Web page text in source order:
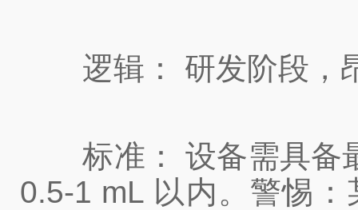
逻辑： 研发阶段，昂
标准： 设备需具备最
0.5-1 mL 以内。警惕